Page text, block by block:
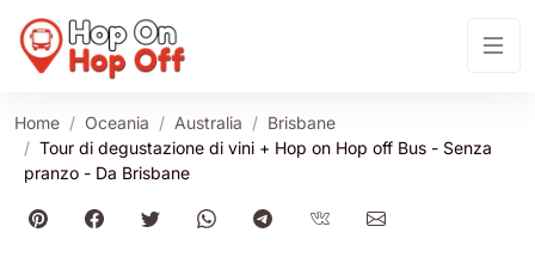
Home Oceania Australia
Brisbane
Tour di degustazione di vini + Hop on Hop off Bus - Senza
pranzo - Da Brisbane